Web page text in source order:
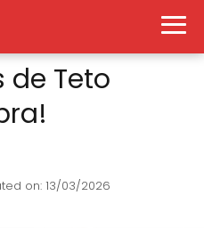
de Teto
on: 13/03/2026